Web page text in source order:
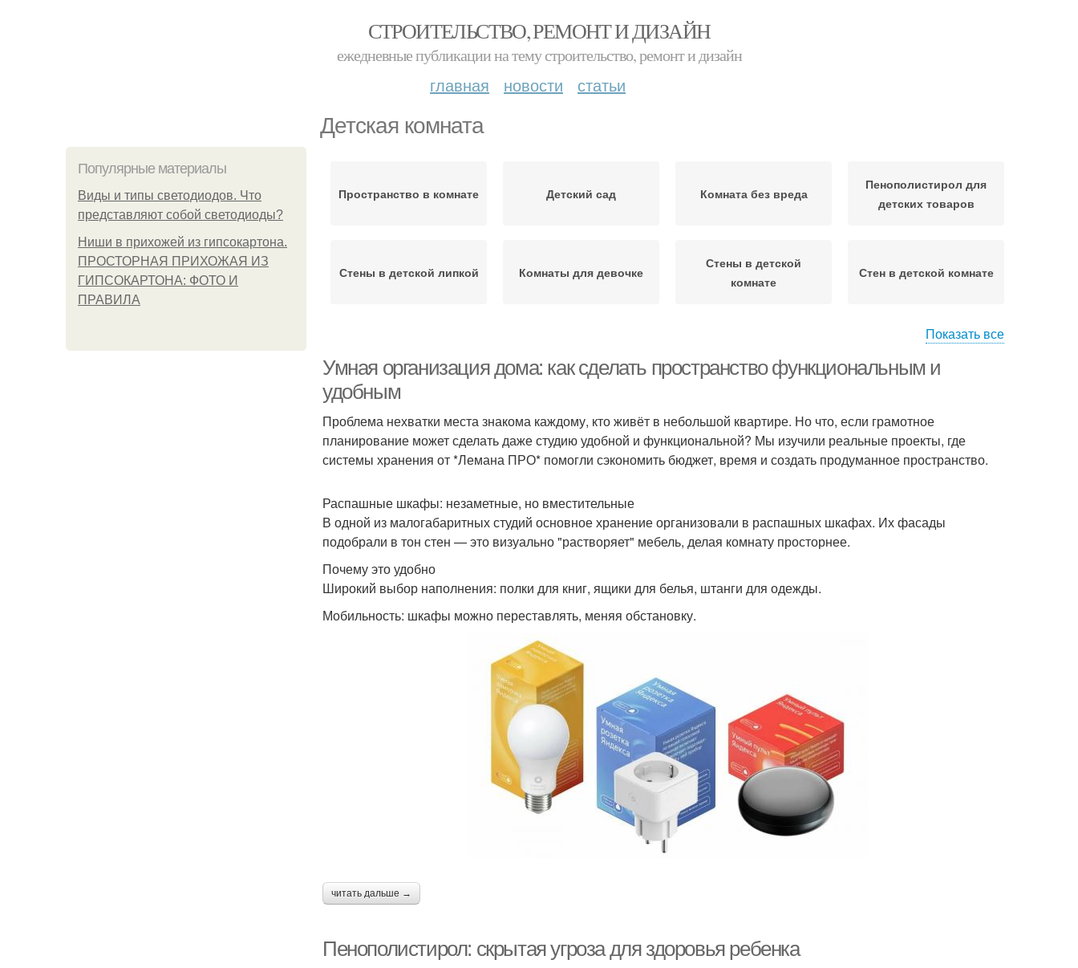
СТРОИТЕЛЬСТВО, РЕМОНТ И ДИЗАЙН
ежедневные публикации на тему строительство, ремонт и дизайн
главная новости статьи
Детская комната
Популярные материалы
Виды и типы светодиодов. Что
представляют собой светодиоды?
Ниши в прихожей из гипсокартона.
ПРОСТОРНАЯ ПРИХОЖАЯ ИЗ
ГИПСОКАРТОНА: ФОТО И
ПРАВИЛА
Пространство в комнате Детский сад Комната без вреда
Пенополистирол для
детских товаров
Стены в детской липкой Комнаты для девочке
Стены в детской
комнате
Стен в детской комнате
комнаты
разнополых детей
Гамма для детской
комнаты
Комната для
разнополых детей
Комнаты с помощью
Перегородки в детской
комнате
Общая комната
Комната для родителей Ребенок в комнате
детских комнат
Совместная комната
разнополых и
Комнаты с эркером
Комната для детей
Показать все
Умная организация дома: как сделать пространство функциональным и
удобным
Проблема нехватки места знакома каждому, кто живёт в небольшой квартире. Но что, если грамотное
планирование может сделать даже студию удобной и функциональной? Мы изучили реальные проекты, где
системы хранения от *Лемана ПРО* помогли сэкономить бюджет, время и создать продуманное пространство.
Распашные шкафы: незаметные, но вместительные
В одной из малогабаритных студий основное хранение организовали в распашных шкафах. Их фасады
подобрали в тон стен — это визуально "растворяет" мебель, делая комнату просторнее.
Почему это удобно
Широкий выбор наполнения: полки для книг, ящики для белья, штанги для одежды.
Мобильность: шкафы можно переставлять, меняя обстановку.
читать дальше →
Пенополистирол: скрытая угроза для здоровья ребенка